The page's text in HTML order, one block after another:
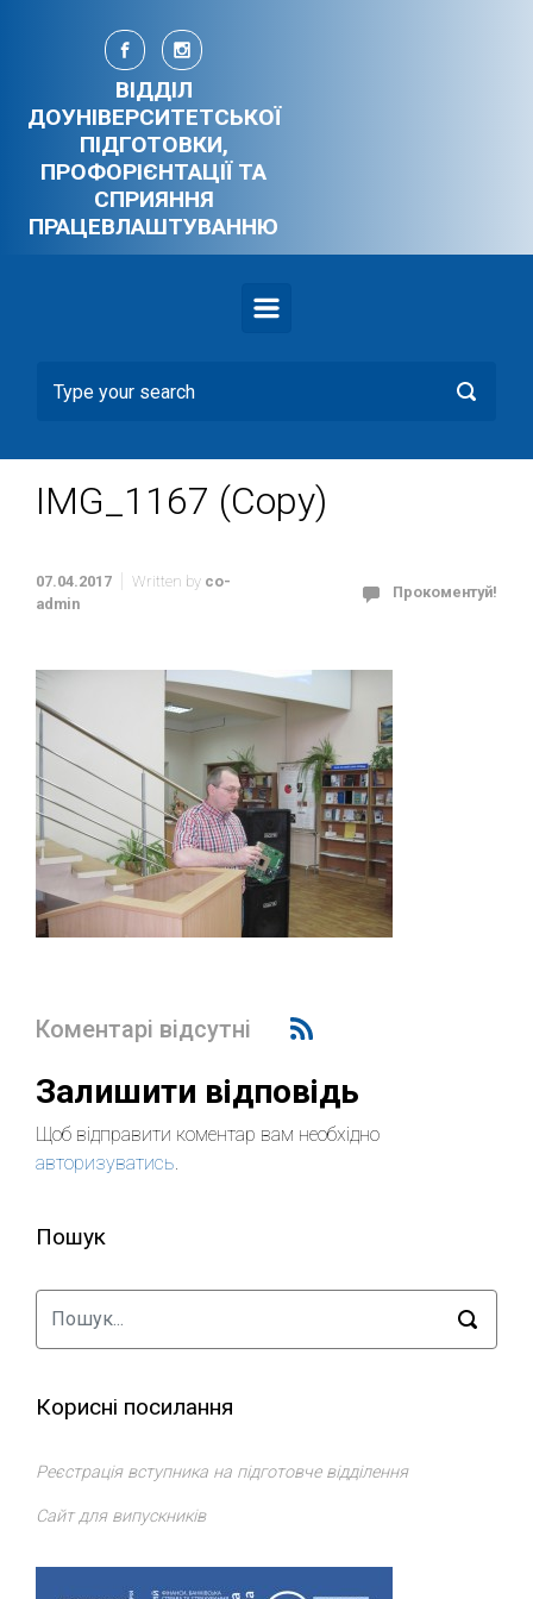
Skip to main content
ВІДДІЛ
ДОУНІВЕРСИТЕТСЬКОЇ
ПІДГОТОВКИ,
ПРОФОРІЄНТАЦІЇ ТА
СПРИЯННЯ
ПРАЦЕВЛАШТУВАННЮ
IMG_1167 (Copy)
07.04.2017 Written by co-
admin
Прокоментуй!
Коментарі відсутні
Залишити відповідь
Щоб відправити коментар вам необхідно
авторизуватись.
Пошук
Корисні посилання
Реєстрація вступника на підготовче відділення
Сайт для випускників